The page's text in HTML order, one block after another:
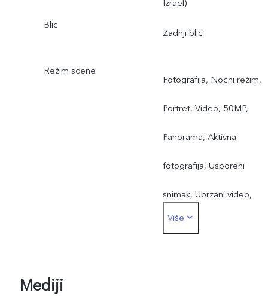
Izrael)
Blic
Zadnji blic
Režim scene
Fotografija, Noćni režim,
Portret, Video, 50MP,
Panorama, Aktivna
fotografija, Usporeni
snimak, Ubrzani video,
Profesionalni režim,
Više
Mediji